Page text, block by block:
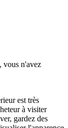
vous n'avez
est très
à visiter
gardez des